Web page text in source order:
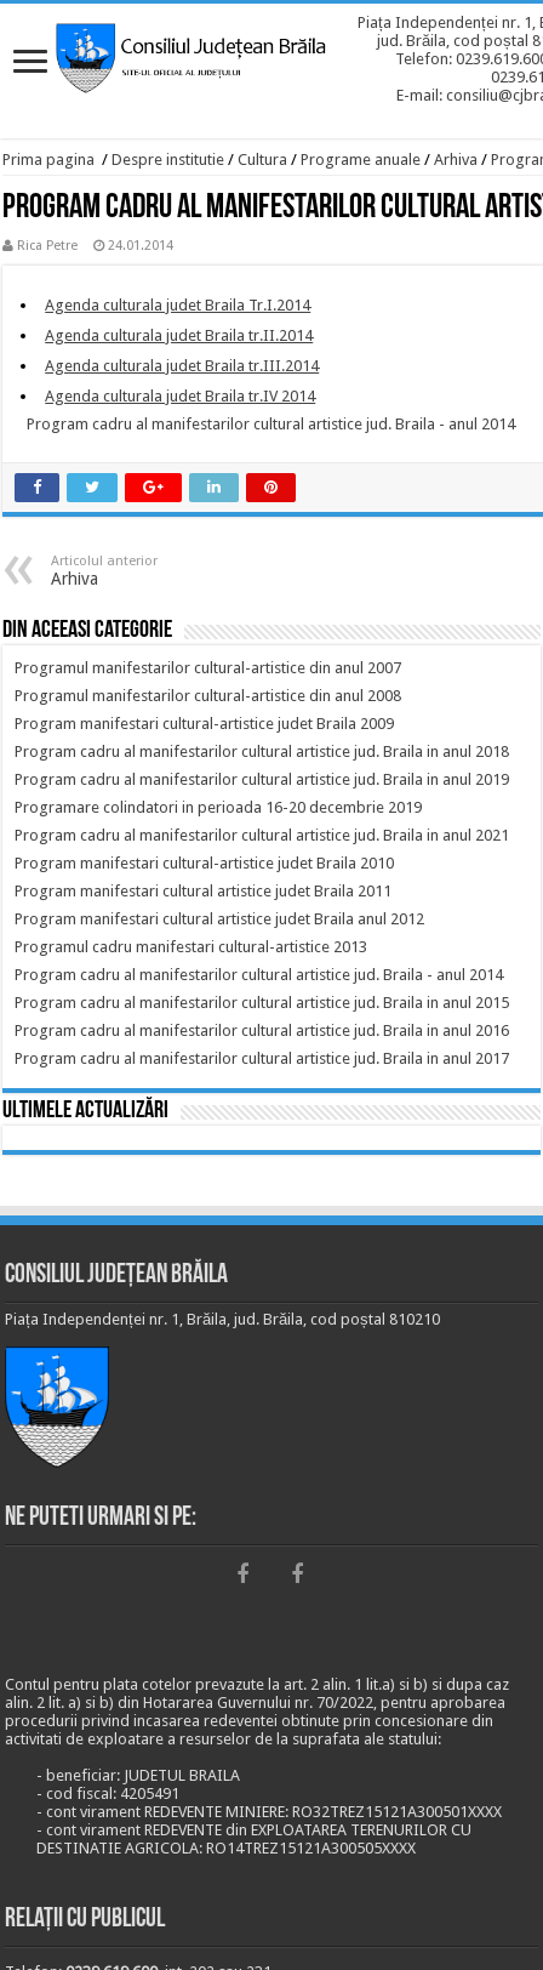
Piața Independenței nr. 1,
jud. Brăila, cod poștal
Telefon:
E-mail:
Prima pagina / Despre institutie / Cultura / Programe anuale / Arhiva /
Program cadru al manifestarilor cultural
Rica Petre 24.01.2014
Agenda culturala judet Braila Tr.I.2014
Agenda culturala judet Braila tr.II.2014
Agenda culturala judet Braila tr.III.2014
Agenda culturala judet Braila tr.IV 2014
Program cadru al manifestarilor cultural artistice jud. Braila - anul 2014
Articolul anterior
Arhiva
Din aceeasi categorie
Programul manifestarilor cultural-artistice din anul 2007
Programul manifestarilor cultural-artistice din anul 2008
Program manifestari cultural-artistice judet Braila 2009
Program cadru al manifestarilor cultural artistice jud. Braila in anul 2018
Program cadru al manifestarilor cultural artistice jud. Braila in anul 2019
Programare colindatori in perioada 16-20 decembrie 2019
Program cadru al manifestarilor cultural artistice jud. Braila in anul 2021
Program manifestari cultural-artistice judet Braila 2010
Program manifestari cultural artistice judet Braila 2011
Program manifestari cultural artistice judet Braila anul 2012
Programul cadru manifestari cultural-artistice 2013
Program cadru al manifestarilor cultural artistice jud. Braila - anul 2014
Program cadru al manifestarilor cultural artistice jud. Braila in anul 2015
Program cadru al manifestarilor cultural artistice jud. Braila in anul 2016
Program cadru al manifestarilor cultural artistice jud. Braila in anul 2017
Ultimele actualizări
Consiliul Județean Brăila
Piața Independenței nr. 1, Brăila, jud. Brăila, cod poștal 810210
Ne puteti urmari si pe:
Contul pentru plata cotelor prevazute la art. 2 alin. 1 lit.a) si b) si dupa caz
alin. 2 lit. a) si b) din Hotararea Guvernului nr. 70/2022, pentru aprobarea
procedurii privind incasarea redeventei obtinute prin concesionare din
activitati de exploatare a resurselor de la suprafata ale statului:
- beneficiar: JUDETUL BRAILA
- cod fiscal: 4205491
- cont virament REDEVENTE MINIERE: RO32TREZ15121A300501XXXX
- cont virament REDEVENTE din EXPLOATAREA TERENURILOR CU
DESTINATIE AGRICOLA: RO14TREZ15121A300505XXXX
Relații cu publicul